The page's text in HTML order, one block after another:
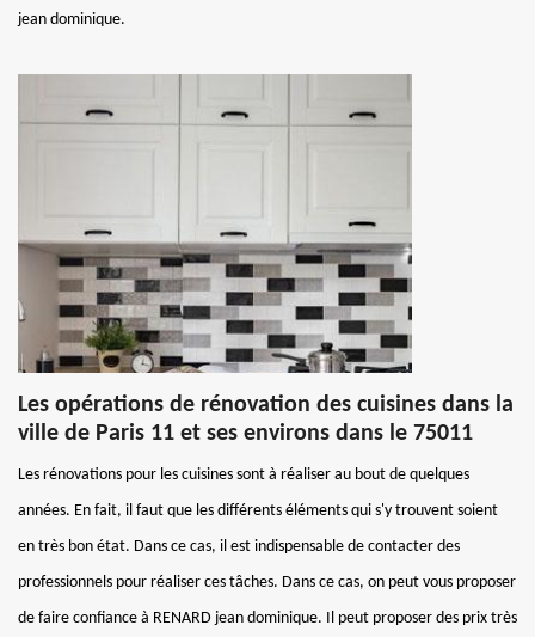
jean dominique.
Les opérations de rénovation des cuisines dans la
ville de Paris 11 et ses environs dans le 75011
Les rénovations pour les cuisines sont à réaliser au bout de quelques
années. En fait, il faut que les différents éléments qui s'y trouvent soient
en très bon état. Dans ce cas, il est indispensable de contacter des
professionnels pour réaliser ces tâches. Dans ce cas, on peut vous proposer
de faire confiance à RENARD jean dominique. Il peut proposer des prix très